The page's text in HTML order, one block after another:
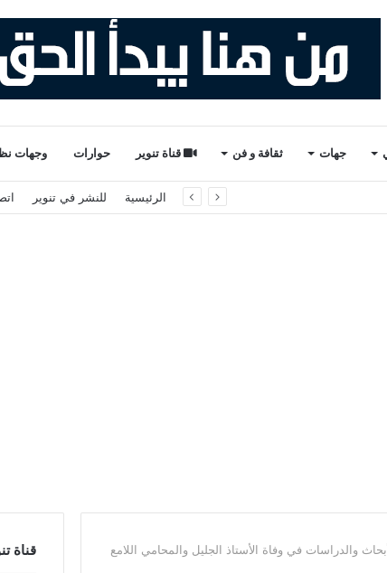
جهات ثقافة و فن قناة تنوير حوارات وجهات
الرئيسية للنشر في تنوير
والدراسات في وفاة الأستاذ الجليل والمحامي اللامع
قناة